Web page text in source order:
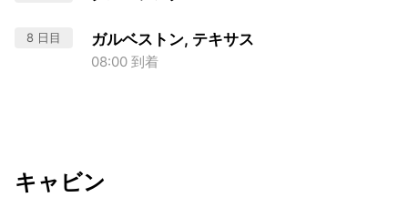
8 日目 ガルベストン, テキサス
08:00 到着
キャビン